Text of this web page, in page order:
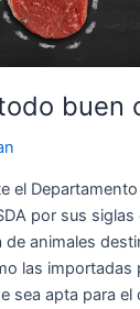
buen
el
por sus siglas
de animales
las importadas
sea apta para el